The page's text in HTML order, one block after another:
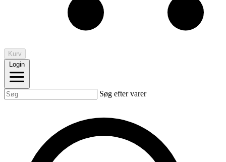
Kurv
Login
Søg efter varer